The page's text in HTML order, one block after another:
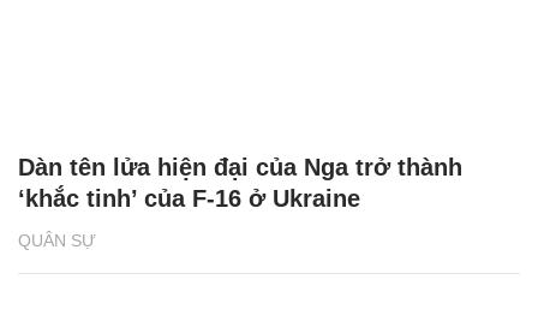
QUÂN SỰ
Dàn tên lửa hiện đại của Nga trở thành
‘khắc tinh’ của F-16 ở Ukraine